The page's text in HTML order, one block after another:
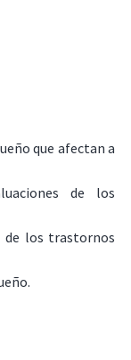
que afectan a
de los
de los trastornos